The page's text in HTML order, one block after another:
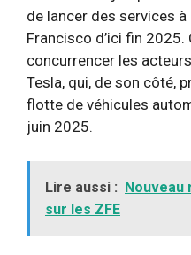
de lancer des services à
Francisco d’ici fin
concurrencer les
Tesla, qui, de son côté,
flotte de véhicules
juin 2025.
Lire aussi : Nouveau
sur les ZFE